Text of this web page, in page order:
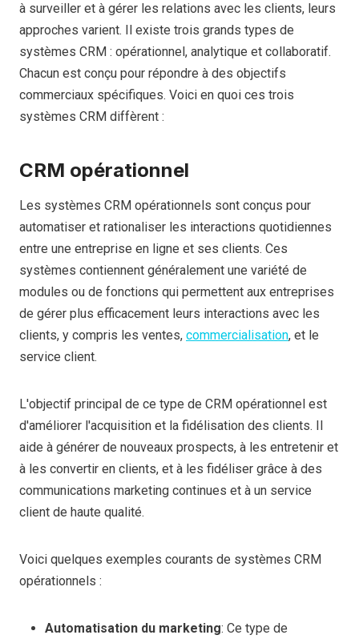
à surveiller et à gérer les relations avec les clients, leurs
approches varient. Il existe trois grands types de
systèmes CRM : opérationnel, analytique et collaboratif.
Chacun est conçu pour répondre à des objectifs
commerciaux spécifiques. Voici en quoi ces trois
systèmes CRM diffèrent :
CRM opérationnel
Les systèmes CRM opérationnels sont conçus pour
automatiser et rationaliser les interactions quotidiennes
entre une entreprise en ligne et ses clients. Ces
systèmes contiennent généralement une variété de
modules ou de fonctions qui permettent aux entreprises
de gérer plus efficacement leurs interactions avec les
clients, y compris les ventes, commercialisation, et le
service client.
L'objectif principal de ce type de CRM opérationnel est
d'améliorer l'acquisition et la fidélisation des clients. Il
aide à générer de nouveaux prospects, à les entretenir et
à les convertir en clients, et à les fidéliser grâce à des
communications marketing continues et à un service
client de haute qualité.
Voici quelques exemples courants de systèmes CRM
opérationnels :
Automatisation du marketing: Ce type de